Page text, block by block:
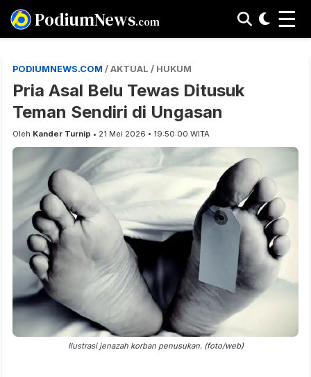
PodiumNews.com ☰
PODIUMNEWS.COM / AKTUAL / HUKUM
Pria Asal Belu Tewas Ditusuk
Teman Sendiri di Ungasan
Oleh Kander Turnip • 21 Mei 2026 • 19:50:00 WITA
Ilustrasi jenazah korban penusukan. (foto/web)